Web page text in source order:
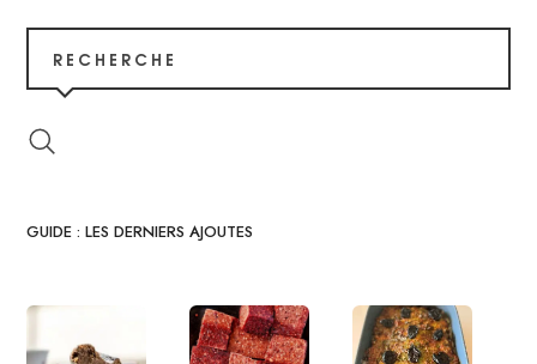
RECHERCHE
GUIDE : LES DERNIERS AJOUTES